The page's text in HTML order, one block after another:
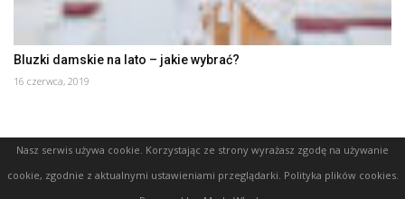
Bluzki damskie na lato – jakie wybrać?
16 czerwca, 2019
Nasz serwis używa cookie. Korzystając ze strony wyrażasz zgodę na używanie
cookie, zgodnie z aktualnymi ustawieniami przeglądarki. Polityka plików cookies.